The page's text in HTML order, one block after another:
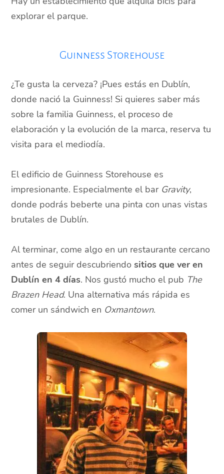
explorar el parque.
Guinness Storehouse
¿Te gusta la cerveza? ¡Pues estás en Dublín,
donde nació la Guinness! Si quieres saber más
sobre la familia Guinness, el proceso de
elaboración y la evolución de la marca, reserva tu
visita para el mediodía.
El edificio de Guinness Storehouse es
impresionante. Especialmente el bar Gravity,
donde podrás beberte una pinta con unas vistas
brutales de Dublín.
Al terminar, come algo en un restaurante cercano
antes de seguir descubriendositios que ver en
Dublín en 4 días. Nos gustó mucho el pub The
Brazen Head. Una alternativa más rápida es
comer un sándwich en Oxmantown.